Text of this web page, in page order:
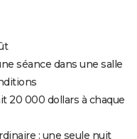
séance dans une salle
20 000 dollars à chaque
: une seule nuit